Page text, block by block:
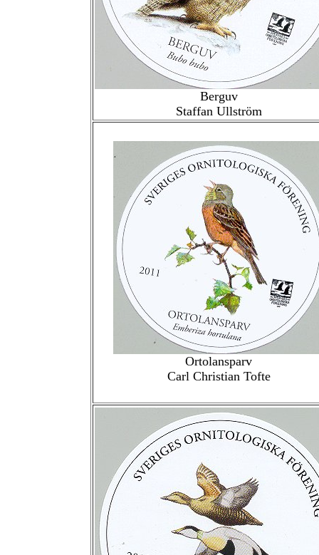
Berguv
Staffan Ullström
Ortolansparv
Carl Christian Tofte